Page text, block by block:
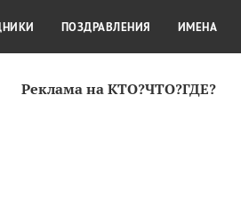
Реклама на КТО?ЧТО?ГДЕ?
КРАСОТА
ПОЗДРАВЛЕНИЯ ИМЕНА